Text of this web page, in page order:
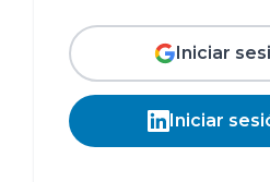
Iniciar
Iniciar